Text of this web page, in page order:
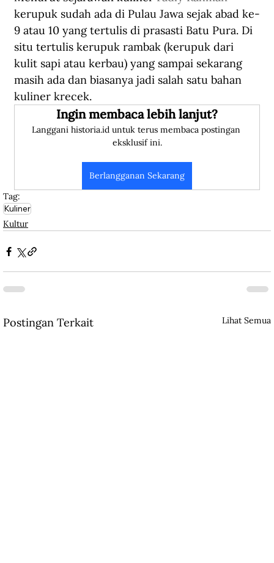
kerupuk sudah ada di Pulau Jawa sejak abad ke-
9 atau 10 yang tertulis di prasasti Batu Pura. Di
situ tertulis kerupuk rambak (kerupuk dari
kulit sapi atau kerbau) yang sampai sekarang
masih ada dan biasanya jadi salah satu bahan
kuliner krecek.
Ingin membaca lebih lanjut?
Langgani historia.id untuk terus membaca postingan
eksklusif ini.
Berlangganan Sekarang
Tag:
Kuliner
Kultur
Postingan Terkait Lihat Semua